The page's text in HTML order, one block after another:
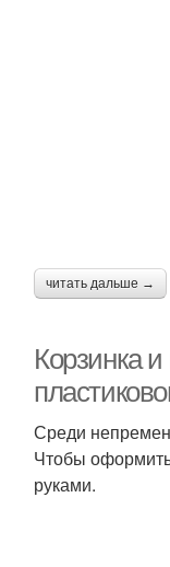
читать дальше →
Корзинка
Среди
Чтобы
руками.